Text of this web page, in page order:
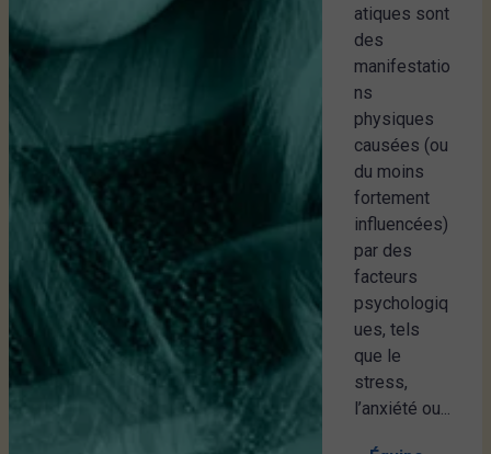
atiques sont
des
manifestatio
ns
physiques
causées (ou
du moins
fortement
influencées)
par des
facteurs
psychologiq
ues, tels
que le
stress,
l’anxiété ou...